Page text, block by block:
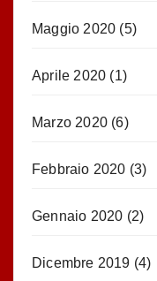
Maggio 2020 (5)
Aprile 2020 (1)
Marzo 2020 (6)
Febbraio 2020 (3)
Gennaio 2020 (2)
Dicembre 2019 (4)